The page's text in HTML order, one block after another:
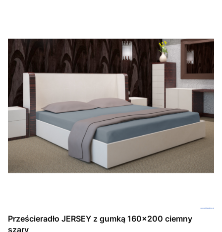
Prześcieradło JERSEY z gumką 160x200 ciemny
szary